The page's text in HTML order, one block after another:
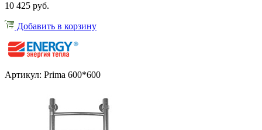
10 425 руб.
Добавить в корзину
Артикул: Prima 600*600